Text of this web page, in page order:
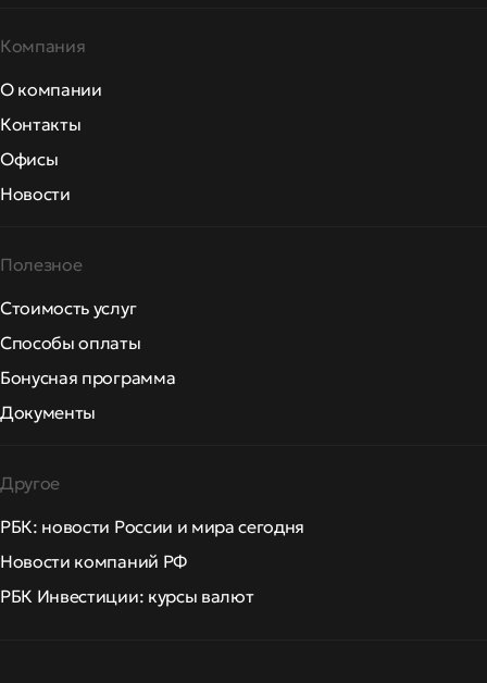
Компания
О компании
Контакты
Офисы
Новости
Полезное
Стоимость услуг
Способы оплаты
Бонусная программа
Документы
Другое
РБК: новости России и мира сегодня
Новости компаний РФ
РБК Инвестиции: курсы валют